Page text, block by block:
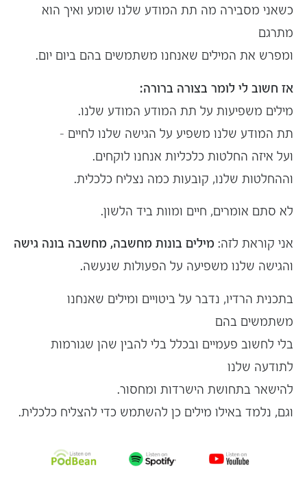
כשאני מסבירה מה תת המודע שלנו שומע ואיך הוא
מתרגם
ומפרש את המילים שאנחנו משתמשים בהם ביום יום.
אז חשוב לי לומר בצורה ברורה:
מילים משפיעות על תת המודע המודע שלנו.
תת המודע שלנו משפיע על הגישה שלנו לחיים –
ועל איזה החלטות כלכליות אנחנו לוקחים.
וההחלטות שלנו, קובעות כמה נצליח כלכלית.
לא סתם אומרים, חיים ומוות ביד הלשון.
אני קוראת לזה: מילים בונות מחשבה, מחשבה בונה גישה
והגישה שלנו משפיעה על הפעולות שנעשה.
בתכנית הרדיו, נדבר על ביטויים ומילים שאנחנו
משתמשים בהם
בלי לחשוב פעמיים ובכלל בלי להבין שהן שגורמות
לתודעה שלנו
להישאר בתחושת הישרדות ומחסור.
וגם, נלמד באילו מילים כן להשתמש כדי להצליח כלכלית.